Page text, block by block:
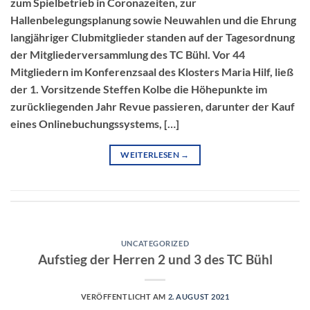
Hallenbelegungsplanung sowie Neuwahlen und die Ehrung
langjähriger Clubmitglieder standen auf der Tagesordnung
der Mitgliederversammlung des TC Bühl. Vor 44
Mitgliedern im Konferenzsaal des Klosters Maria Hilf, ließ
der 1. Vorsitzende Steffen Kolbe die Höhepunkte im
zurückliegenden Jahr Revue passieren, darunter der Kauf
eines Onlinebuchungssystems, […]
WEITERLESEN →
UNCATEGORIZED
Aufstieg der Herren 2 und 3 des TC Bühl
VERÖFFENTLICHT AM 2. AUGUST 2021